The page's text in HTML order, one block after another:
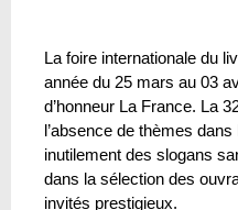
La foire internationale du
année du 25 mars au 03
d’honneur La France. La
l’absence de thèmes
inutilement des slogans
dans la sélection des
invités prestigieux.